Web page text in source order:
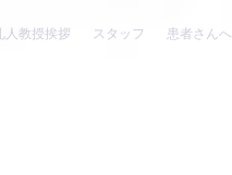
人教授挨拶 スタッフ 患者さんへ